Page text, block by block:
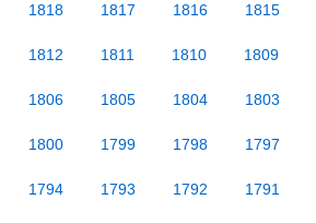
1818 1817 1816 1815
1812 1811 1810 1809
1806 1805 1804 1803
1800 1799 1798 1797
1794 1793 1792 1791